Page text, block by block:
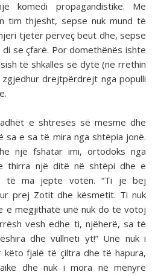
komedi propagandistike. Më
tim thjesht, sepse nuk mund të
tjetër përveç beut dhe, sepse
se çfarë. Por domethënës ishte
të shkallës së dytë (në rrethin
drejtpërdrejt nga populli
e shtresës së mesme dhe
sa e sa të mira nga shtëpia jonë.
një fshatar imi, ortodoks nga
thirra një ditë në shtëpi dhe e
të ma jepte votën. “Ti je bej
prej Zotit dhe kësmetit. Ti nuk
e megjithatë unë nuk do të votoj
vesh edhe ti, njëherë, sa të
dhe vullneti yt!” Unë nuk i
fjalë të çiltra dhe të hapura,
dhe nuk i mora në mënyrë